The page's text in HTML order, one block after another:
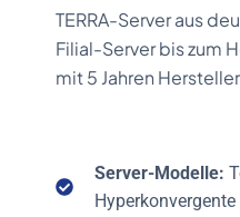
TERRA-Server aus
Filial-Server bis zum
mit 5 Jahren
Server-Modelle: